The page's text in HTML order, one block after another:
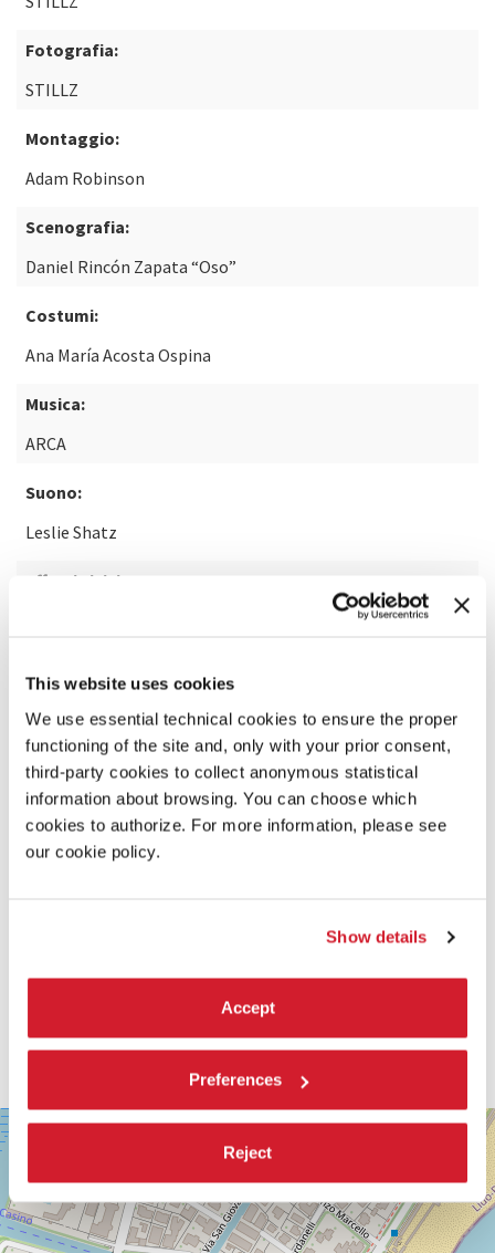
This website uses cookies
We use essential technical cookies to ensure the proper
functioning of the site and, only with your prior consent,
third-party cookies to collect anonymous statistical
information about browsing. You can choose which
cookies to authorize. For more information, please see
our cookie policy.
Show details
Accept
Preferences
Reject
Fotografia:
STILLZ
Montaggio:
Adam Robinson
Scenografia:
Daniel Rincón Zapata “Oso”
Costumi:
Ana María Acosta Ospina
Musica:
ARCA
Suono:
Leslie Shatz
Effetti visivi:
SCOPRI DI PIÙ SUL FILM
SALA
CASINÒ
LUNGOMARE
MARCONI
30126
LIDO